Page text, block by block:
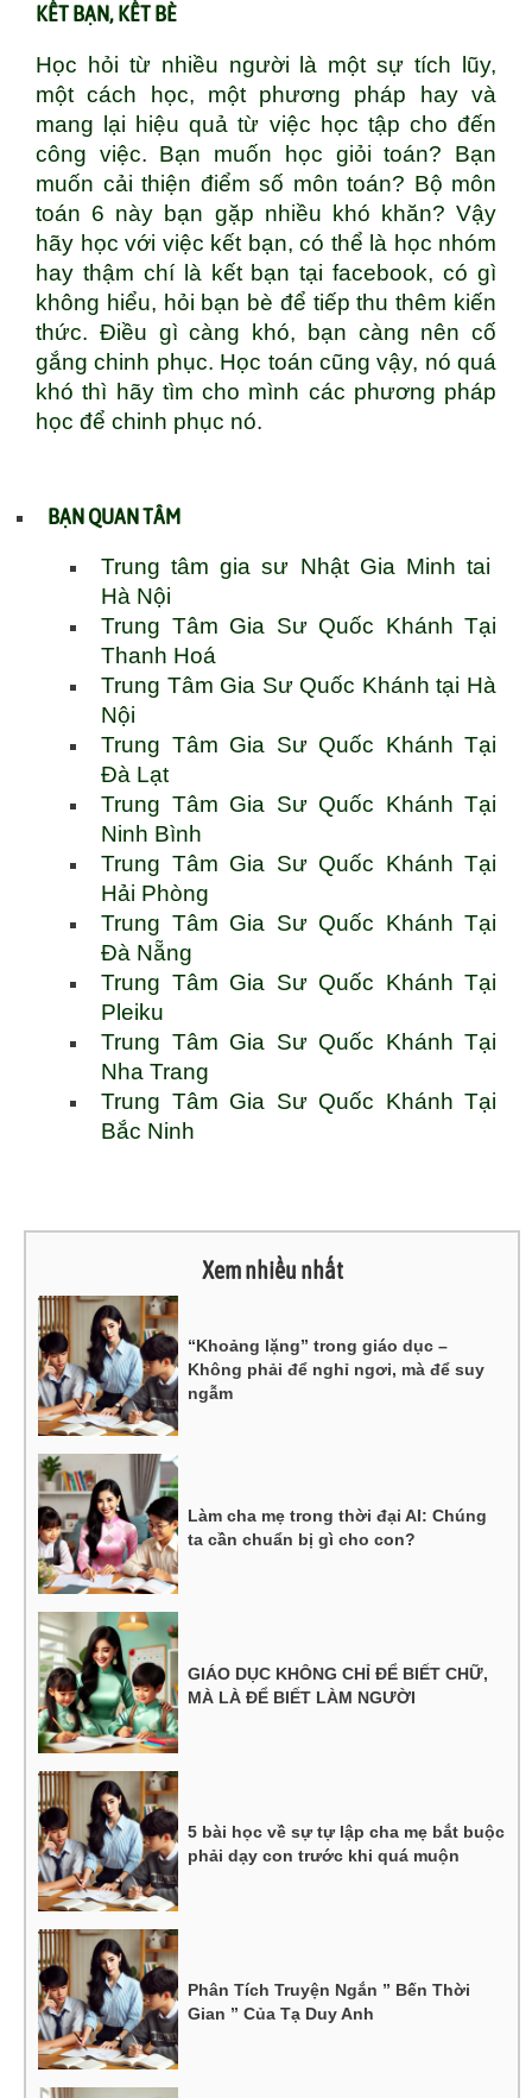
KẾT BẠN, KẾT BÈ
Học hỏi từ nhiều người là một sự tích lũy,
một cách học, một phương pháp hay và
mang lại hiệu quả từ việc học tập cho đến
công việc. Bạn muốn học giỏi toán? Bạn
muốn cải thiện điểm số môn toán? Bộ môn
toán 6 này bạn gặp nhiều khó khăn? Vậy
hãy học với việc kết bạn, có thể là học nhóm
hay thậm chí là kết bạn tại facebook, có gì
không hiểu, hỏi bạn bè để tiếp thu thêm kiến
thức. Điều gì càng khó, bạn càng nên cố
gắng chinh phục. Học toán cũng vậy, nó quá
khó thì hãy tìm cho mình các phương pháp
học để chinh phục nó.
BẠN QUAN TÂM
Trung tâm gia sư Nhật Gia Minh tai
Hà Nội
Trung Tâm Gia Sư Quốc Khánh Tại
Thanh Hoá
Trung Tâm Gia Sư Quốc Khánh tại Hà
Nội
Trung Tâm Gia Sư Quốc Khánh Tại
Đà Lạt
Trung Tâm Gia Sư Quốc Khánh Tại
Ninh Bình
Trung Tâm Gia Sư Quốc Khánh Tại
Hải Phòng
Trung Tâm Gia Sư Quốc Khánh Tại
Đà Nẵng
Trung Tâm Gia Sư Quốc Khánh Tại
Pleiku
Trung Tâm Gia Sư Quốc Khánh Tại
Nha Trang
Trung Tâm Gia Sư Quốc Khánh Tại
Bắc Ninh
Xem nhiều nhất
“Khoảng lặng” trong giáo dục –
Không phải để nghỉ ngơi, mà để suy
ngẫm
Làm cha mẹ trong thời đại AI: Chúng
ta cần chuẩn bị gì cho con?
GIÁO DỤC KHÔNG CHỈ ĐỂ BIẾT CHỮ,
MÀ LÀ ĐỂ BIẾT LÀM NGƯỜI
5 bài học về sự tự lập cha mẹ bắt buộc
phải dạy con trước khi quá muộn
Phân Tích Truyện Ngắn ” Bến Thời
Gian ” Của Tạ Duy Anh